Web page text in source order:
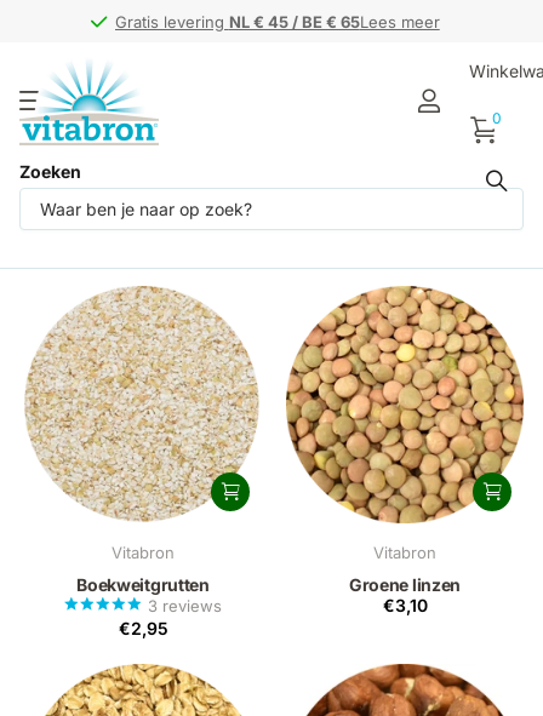
Gratis levering NL € 45 / BE € 65Lees meer
Gratis levering NL € 45 / BE € 65
Zoeken
0
Producten (5)
Vitabron
Boekweitgrutten
3 reviews
€2,95
Vitabron
Groene linzen
€3,10